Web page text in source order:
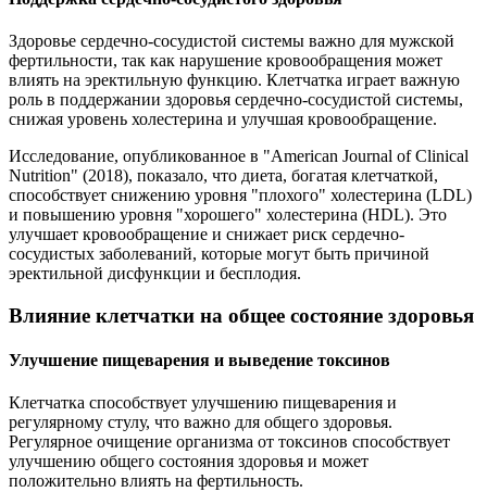
Здоровье сердечно-сосудистой системы важно для мужской
фертильности, так как нарушение кровообращения может
влиять на эректильную функцию. Клетчатка играет важную
роль в поддержании здоровья сердечно-сосудистой системы,
снижая уровень холестерина и улучшая кровообращение.
Исследование, опубликованное в "American Journal of Clinical
Nutrition" (2018), показало, что диета, богатая клетчаткой,
способствует снижению уровня "плохого" холестерина (LDL)
и повышению уровня "хорошего" холестерина (HDL). Это
улучшает кровообращение и снижает риск сердечно-
сосудистых заболеваний, которые могут быть причиной
эректильной дисфункции и бесплодия.
Влияние клетчатки на общее состояние здоровья
Улучшение пищеварения и выведение токсинов
Клетчатка способствует улучшению пищеварения и
регулярному стулу, что важно для общего здоровья.
Регулярное очищение организма от токсинов способствует
улучшению общего состояния здоровья и может
положительно влиять на фертильность.